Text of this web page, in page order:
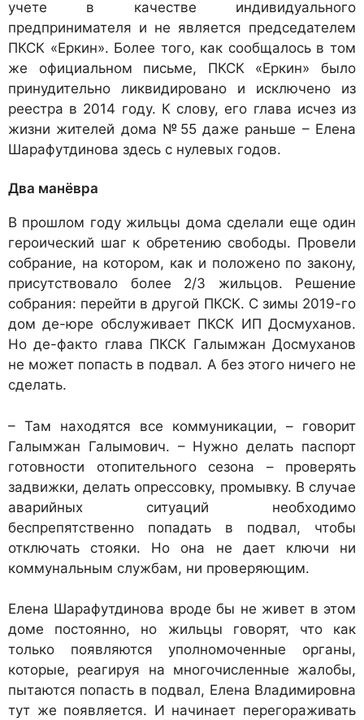
учете в качестве индивидуального
предпринимателя и не является председателем
ПКСК «Еркин». Более того, как сообщалось в том
же официальном письме, ПКСК «Еркин» было
принудительно ликвидировано и исключено из
реестра в 2014 году. К слову, его глава исчез из
жизни жителей дома №55 даже раньше – Елена
Шарафутдинова здесь с нулевых годов.
Два манёвра
В прошлом году жильцы дома сделали еще один
героический шаг к обретению свободы. Провели
собрание, на котором, как и положено по закону,
присутствовало более 2/3 жильцов. Решение
собрания: перейти в другой ПКСК. С зимы 2019-го
дом де-юре обслуживает ПКСК ИП Досмуханов.
Но де-факто глава ПКСК Галымжан Досмуханов
не может попасть в подвал. А без этого ничего не
сделать.
– Там находятся все коммуникации, – говорит
Галымжан Галымович. – Нужно делать паспорт
готовности отопительного сезона – проверять
задвижки, делать опрессовку, промывку. В случае
аварийных ситуаций необходимо
беспрепятственно попадать в подвал, чтобы
отключать стояки. Но она не дает ключи ни
коммунальным службам, ни проверяющим.
Елена Шарафутдинова вроде бы не живет в этом
доме постоянно, но жильцы говорят, что как
только появляются уполномоченные органы,
которые, реагируя на многочисленные жалобы,
пытаются попасть в подвал, Елена Владимировна
тут же появляется. И начинает перегораживать